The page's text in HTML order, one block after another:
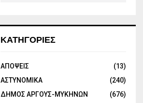
ΚΑΤΗΓΟΡΙΕΣ
ΑΠΟΨΕΙΣ
(13)
ΑΣΤΥΝΟΜΙΚΑ
(240)
ΔΗΜΟΣ ΑΡΓΟΥΣ-ΜΥΚΗΝΩΝ
(676)